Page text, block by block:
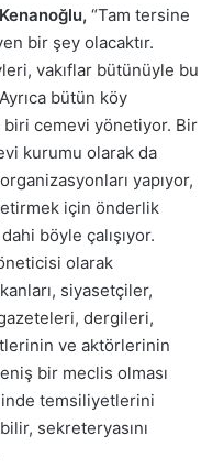
Kenanoğlu, “Tam tersine
bir şey olacaktır.
vakıflar bütünüyle bu
bütün köy
cemevi yönetiyor. Bir
kurumu olarak da
yapıyor,
için önderlik
böyle çalışıyor.
olarak
siyasetçiler,
dergileri,
ve aktörlerinin
bir meclis olması
temsiliyetlerini
sekreteryasını